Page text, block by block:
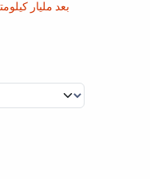
بعد مليار